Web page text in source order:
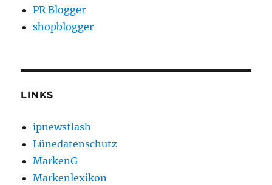
PR Blogger
shopblogger
LINKS
ipnewsflash
Lünedatenschutz
MarkenG
Markenlexikon